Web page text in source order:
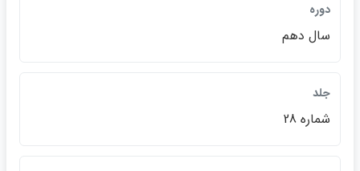
دوره
سال دهم
جلد
شماره 28